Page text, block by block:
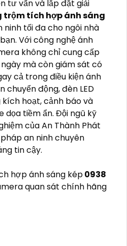
tư vấn và lắp đặt giải
trộm tích hợp ánh sáng
ninh tối đa cho ngôi nhà
Với công nghệ ánh
không chỉ cung cấp
mà còn giám sát có
cả trong điều kiện ánh
chuyển động, đèn LED
hoạt, cảnh báo và
dọa tiềm ẩn. Đội ngũ kỹ
của An Thành Phát
an ninh chuyên
tin cậy.
hợp ánh sáng kép0938
quan sát chính hãng